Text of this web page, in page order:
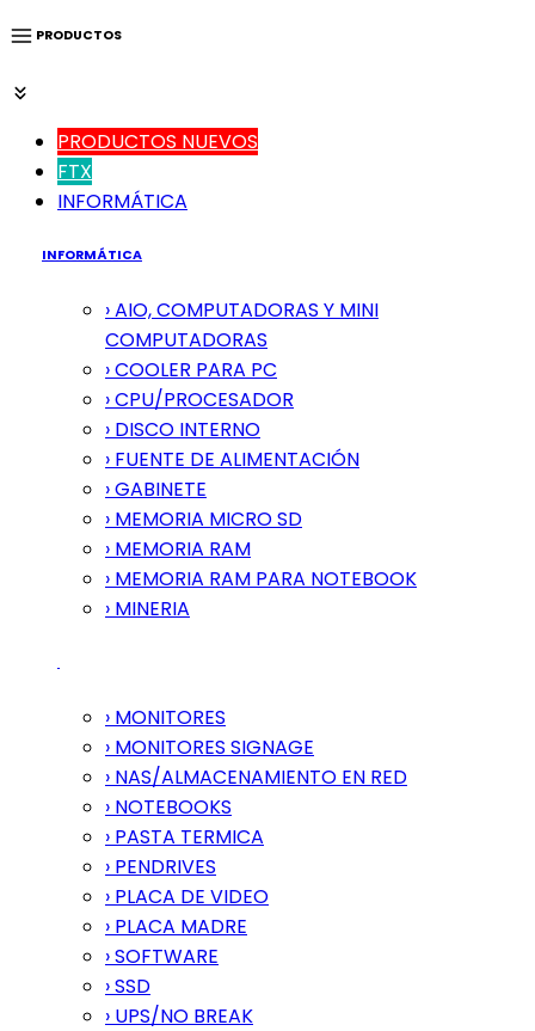
PRODUCTOS
PRODUCTOS NUEVOS
FTX
INFORMÁTICA
INFORMÁTICA
› AIO, COMPUTADORAS Y MINI
COMPUTADORAS
› COOLER PARA PC
› CPU/PROCESADOR
› DISCO INTERNO
› FUENTE DE ALIMENTACIÓN
› GABINETE
› MEMORIA MICRO SD
› MEMORIA RAM
› MEMORIA RAM PARA NOTEBOOK
› MINERIA
› MONITORES
› MONITORES SIGNAGE
› NAS/ALMACENAMIENTO EN RED
› NOTEBOOKS
› PASTA TERMICA
› PENDRIVES
› PLACA DE VIDEO
› PLACA MADRE
› SOFTWARE
› SSD
› UPS/NO BREAK